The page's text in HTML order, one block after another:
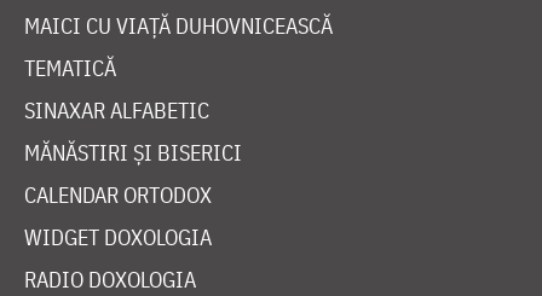
MAICI CU VIAȚĂ DUHOVNICEASCĂ
TEMATICĂ
SINAXAR ALFABETIC
MĂNĂSTIRI ȘI BISERICI
CALENDAR ORTODOX
WIDGET DOXOLOGIA
RADIO DOXOLOGIA